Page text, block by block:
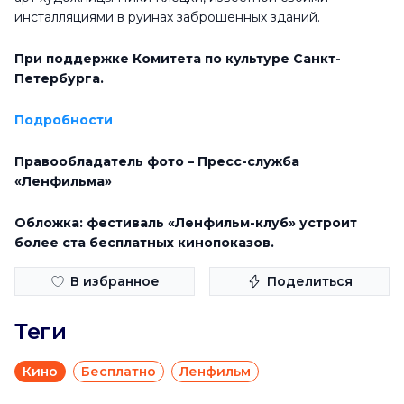
инсталляциями в руинах заброшенных зданий.
При поддержке Комитета по культуре Санкт-
Петербурга.
Подробности
Правообладатель фото – Пресс-служба
«Ленфильма»
Обложка: фестиваль «Ленфильм-клуб» устроит
более ста бесплатных кинопоказов.
В избранное Поделиться
Теги
Кино Бесплатно Ленфильм